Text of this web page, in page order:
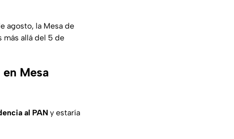
agosto, la Mesa de
más allá del 5 de
Mesa
al PAN y estaría